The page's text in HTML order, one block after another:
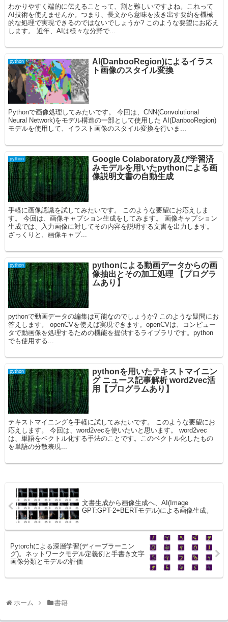
わかりやすく端的に伝えることって、割と難しいですよね。これって
AI技術を使えませんか。つまり、長文から意味を抜き出す要約を機械
的な処理で実現できるのではないでしょうか? このような要望にお応え
します。 近年、AIは様々な分野で...
python
AI(DanbooRegion)によるイラス
ト画像のスタイル変換
Pythonで画像処理してみたいです。 今回は、CNN(Convolutional
Neural Network)をモデル構造の一部として使用した AI(DanbooRegion)
モデルを使用して、イラスト画像のスタイル変換を行いま...
python
Google Colaboratory及び学習済
みモデルを用いたpythonによる画
像説明文書の自動生成
手軽に画像認識を試してみたいです。 このような要望にお応えしま
す。 今回は、画像キャプション生成をしてみます。 画像キャプション
生成では、入力画像に対してその内容を説明する文書を出力します。
ざっくりと、画像キャプ...
python
pythonによる動画データからの画
像抽出とその加工処理 【プログラ
ムあり】
pythonで動画データの編集は可能なのでしょうか? このような疑問にお
答えします。 openCVを使えば実現できます。openCVは、コンピュー
タで動画像を処理するための機能を提供するライブラリです。python
でも使用する...
python
pythonを用いたテキストマイニン
グ ニュース記事解析 word2vec活
用【プログラムあり】
テキストマイニングを手軽に試してみたいです。 このような要望にお
応えします。 今回は、word2vecを使いたいと思います。 word2vec
は、単語をベクトル化する手法のことです。このベクトル化したもの
を単語の分散表現...
文書生成から画像生成へ、AI(Image
GPT:GPT-2+BERTモデル)による画像生成。
Pytorchによる深層学習(ディープラーニン
グ)。ネットワークモデル定義例と手書き文字
画像分類とモデルの評価
ホーム 書籍